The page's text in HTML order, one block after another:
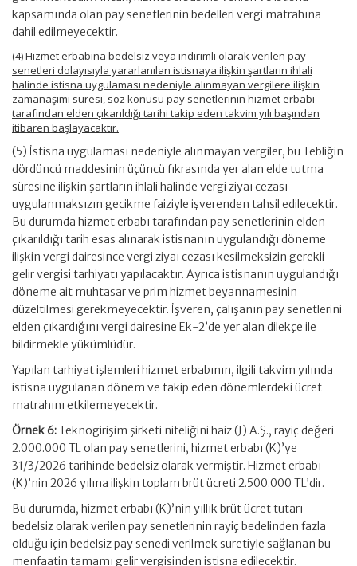
kapsamında olan pay senetlerinin bedelleri vergi matrahına
dahil edilmeyecektir.
(4) Hizmet erbabına bedelsiz veya indirimli olarak verilen pay
senetleri dolayısıyla yararlanılan istisnaya ilişkin şartların ihlali
halinde istisna uygulaması nedeniyle alınmayan vergilere ilişkin
zamanaşımı süresi, söz konusu pay senetlerinin hizmet erbabı
tarafından elden çıkarıldığı tarihi takip eden takvim yılı başından
itibaren başlayacaktır.
(5) İstisna uygulaması nedeniyle alınmayan vergiler, bu Tebliğin
dördüncü maddesinin üçüncü fıkrasında yer alan elde tutma
süresine ilişkin şartların ihlali halinde vergi ziyaı cezası
uygulanmaksızın gecikme faiziyle işverenden tahsil edilecektir.
Bu durumda hizmet erbabı tarafından pay senetlerinin elden
çıkarıldığı tarih esas alınarak istisnanın uygulandığı döneme
ilişkin vergi dairesince vergi ziyaı cezası kesilmeksizin gerekli
gelir vergisi tarhiyatı yapılacaktır. Ayrıca istisnanın uygulandığı
döneme ait muhtasar ve prim hizmet beyannamesinin
düzeltilmesi gerekmeyecektir. İşveren, çalışanın pay senetlerini
elden çıkardığını vergi dairesine Ek-2’de yer alan dilekçe ile
bildirmekle yükümlüdür.
Yapılan tarhiyat işlemleri hizmet erbabının, ilgili takvim yılında
istisna uygulanan dönem ve takip eden dönemlerdeki ücret
matrahını etkilemeyecektir.
Örnek 6:Teknogirişim şirketi niteliğini haiz (J) A.Ş., rayiç değeri
2.000.000 TL olan pay senetlerini, hizmet erbabı (K)’ye
31/3/2026 tarihinde bedelsiz olarak vermiştir. Hizmet erbabı
(K)’nin 2026 yılına ilişkin toplam brüt ücreti 2.500.000 TL’dir.
Bu durumda, hizmet erbabı (K)’nin yıllık brüt ücret tutarı
bedelsiz olarak verilen pay senetlerinin rayiç bedelinden fazla
olduğu için bedelsiz pay senedi verilmek suretiyle sağlanan bu
menfaatin tamamı gelir vergisinden istisna edilecektir.